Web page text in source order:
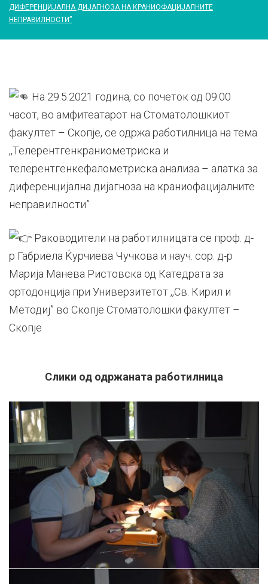
ДИФЕРЕНЦИЈАЛНА ДИЈАГНОЗА НА КРАНИОФАЦИЈАЛНИТЕ
НЕПРАВИЛНОСТИ”
На 29.5.2021 година, со почеток од 09:00
часот, во амфитеатарот на Стоматолошкиот
факултет – Скопје, се одржа работилница на тема
,,Телерентгенкраниометриска и
телерентгенкефалометриска анализа – алатка за
диференцијална дијагноза на краниофацијалните
неправилности”
Раководители на работилницата се проф. д-
р Габриела Ќурчиева Чучкова и науч. сор. д-р
Марија Манева Ристовска од Катедрата за
ортодонција при Универзитетот ,,Св. Кирил и
Методиј” во Скопје Стоматолошки факултет –
Скопје
Слики од одржаната работилница